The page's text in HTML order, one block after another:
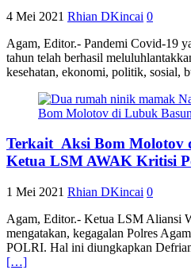
4 Mei 2021 Rhian DKincai 0
Agam, Editor.- Pandemi Covid-19
tahun telah berhasil
kesehatan, ekonomi, politik, sosial,
Terkait Aksi Bom Molotov
Ketua LSM AWAK Kritisi
1 Mei 2021 Rhian DKincai 0
Agam, Editor.- Ketua LSM Aliansi
mengatakan, kegagalan Polres
POLRI. Hal ini diungkapkan
[…]